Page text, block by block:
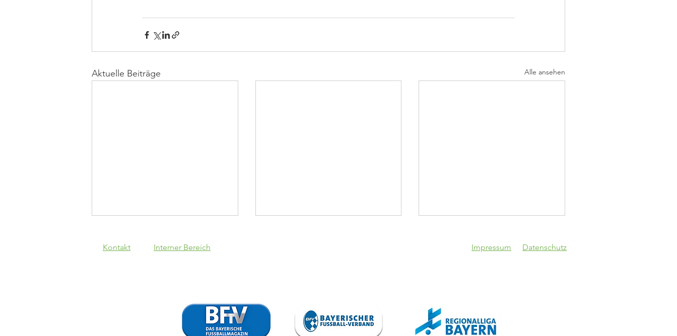
Aktuelle Beiträge Alle ansehen
Augsburg - VfB
SV Kasing - VfB
II
TSV Schwaben
Augsburg - VfB
Kontakt Interner Bereich Impressum Datenschutz